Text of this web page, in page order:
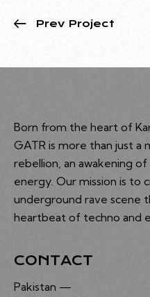
Prev Project
Born from the heart of
GATR is more than just a
rebellion, an awakening
energy. Our mission is to
underground rave scene
heartbeat of techno and
CONTACT
Pakistan —